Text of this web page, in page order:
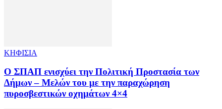
ΚΗΦΙΣΙΑ
Ο ΣΠΑΠ ενισχύει την Πολιτική Προστασία των
Δήμων – Μελών του με την παραχώρηση
πυροσβεστικών οχημάτων 4×4